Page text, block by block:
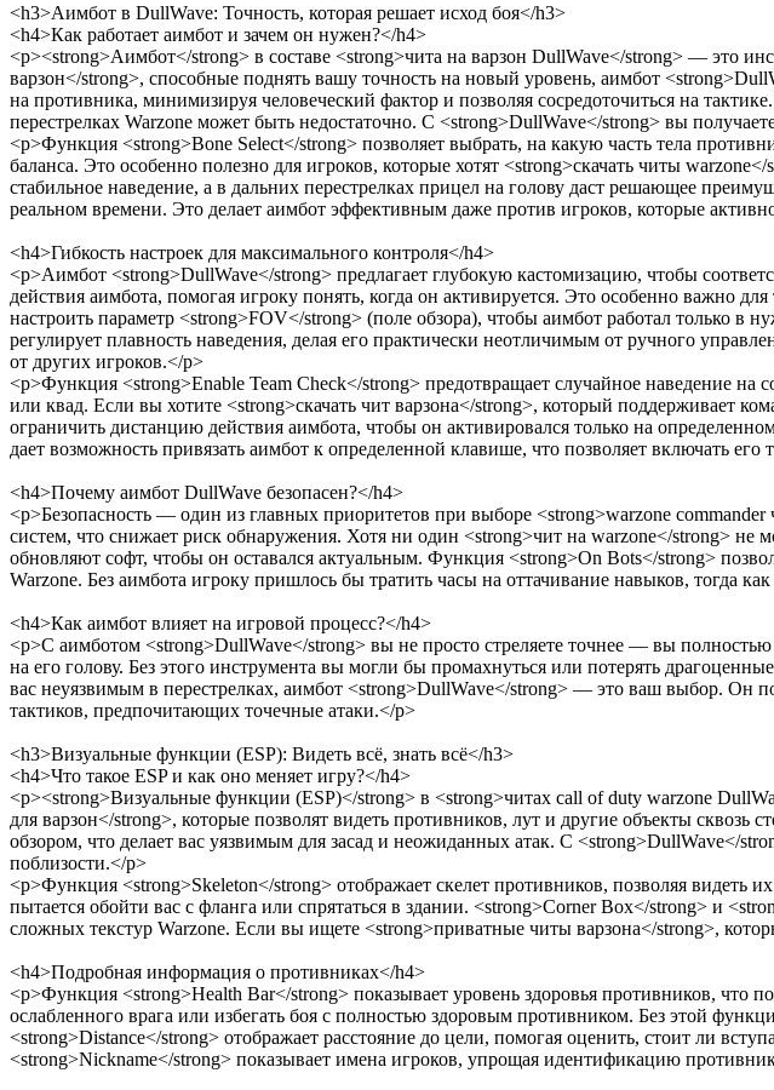
<h3>Аимбот в DullWave: Точность, которая решает исход боя</h3>
<h4>Как работает аимбот и зачем он нужен?</h4>
<p><strong>Аимбот</strong> в составе <strong>чита на варзон DullWave</strong> — это
варзон</strong>, способные поднять вашу точность на новый уровень, аимбот
на противника, минимизируя человеческий фактор и позволяя сосредоточиться на
перестрелках Warzone может быть недостаточно. С <strong>DullWave</strong> вы
<p>Функция <strong>Bone Select</strong> позволяет выбрать, на какую часть тела
баланса. Это особенно полезно для игроков, которые хотят <strong>скачать читы
стабильное наведение, а в дальних перестрелках прицел на голову даст решающее
реальном времени. Это делает аимбот эффективным даже против игроков, которые
<h4>Гибкость настроек для максимального контроля</h4>
<p>Аимбот <strong>DullWave</strong> предлагает глубокую кастомизацию, чтобы
действия аимбота, помогая игроку понять, когда он активируется. Это особенно важно
настроить параметр <strong>FOV</strong> (поле обзора), чтобы аимбот работал только
регулирует плавность наведения, делая его практически неотличимым от ручного
от других игроков.</p>
<p>Функция <strong>Enable Team Check</strong> предотвращает случайное наведение
или квад. Если вы хотите <strong>скачать чит варзона</strong>, который поддерживает
ограничить дистанцию действия аимбота, чтобы он активировался только на
дает возможность привязать аимбот к определенной клавише, что позволяет включать
<h4>Почему аимбот DullWave безопасен?</h4>
<p>Безопасность — один из главных приоритетов при выборе <strong>warzone
систем, что снижает риск обнаружения. Хотя ни один <strong>чит на warzone</strong> не
обновляют софт, чтобы он оставался актуальным. Функция <strong>On Bots</strong>
Warzone. Без аимбота игроку пришлось бы тратить часы на оттачивание навыков, тогда
<h4>Как аимбот влияет на игровой процесс?</h4>
<p>С аимботом <strong>DullWave</strong> вы не просто стреляете точнее — вы
на его голову. Без этого инструмента вы могли бы промахнуться или потерять
вас неуязвимым в перестрелках, аимбот <strong>DullWave</strong> — это ваш выбор. Он
тактиков, предпочитающих точечные атаки.</p>
<h3>Визуальные функции (ESP): Видеть всё, знать всё</h3>
<h4>Что такое ESP и как оно меняет игру?</h4>
<p><strong>Визуальные функции (ESP)</strong> в <strong>читах call of duty warzone
для варзон</strong>, которые позволят видеть противников, лут и другие объекты
обзором, что делает вас уязвимым для засад и неожиданных атак. С <strong>DullWave</
поблизости.</p>
<p>Функция <strong>Skeleton</strong> отображает скелет противников, позволяя видеть
пытается обойти вас с фланга или спрятаться в здании. <strong>Corner Box</strong> и
сложных текстур Warzone. Если вы ищете <strong>приватные читы варзона</strong>,
<h4>Подробная информация о противниках</h4>
<p>Функция <strong>Health Bar</strong> показывает уровень здоровья противников, что
ослабленного врага или избегать боя с полностью здоровым противником. Без этой
<strong>Distance</strong> отображает расстояние до цели, помогая оценить, стоит ли
<strong>Nickname</strong> показывает имена игроков, упрощая идентификацию